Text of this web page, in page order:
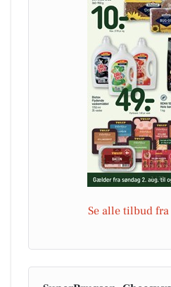
Se alle tilbud fra